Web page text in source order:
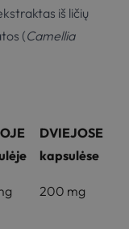
iš ličių
(Camellia
DVIEJOSE
kapsulėse
200 mg